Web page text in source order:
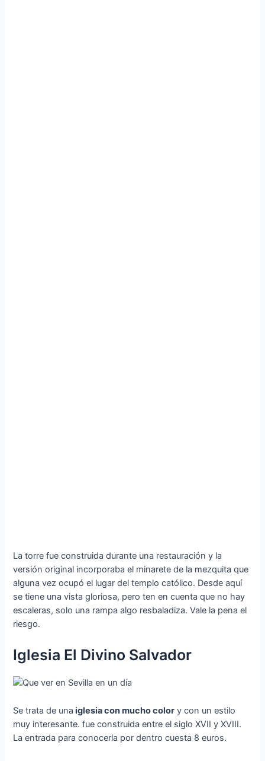
La torre fue construida durante una restauración y la
versión original incorporaba el minarete de la mezquita que
alguna vez ocupó el lugar del templo católico. Desde aquí
se tiene una vista gloriosa, pero ten en cuenta que no hay
escaleras, solo una rampa algo resbaladiza. Vale la pena el
riesgo.
Iglesia El Divino Salvador
Se trata de una iglesia con mucho color y con un estilo
muy interesante. fue construida entre el siglo XVII y XVIII.
La entrada para conocerla por dentro cuesta 8 euros.